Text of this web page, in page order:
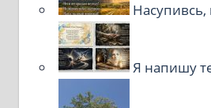
Я напишу